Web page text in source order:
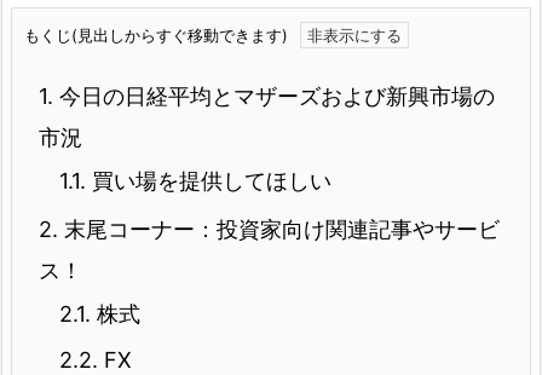
もくじ(見出しからすぐ移動できます)
1. 今日の日経平均とマザーズおよび新興市場の
市況
1.1. 買い場を提供してほしい
2. 末尾コーナー：投資家向け関連記事やサービ
ス！
2.1. 株式
2.2. FX